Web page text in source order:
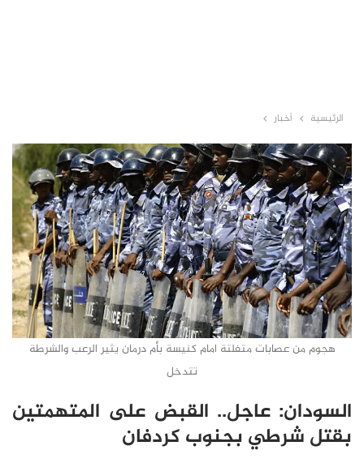
الرئيسية أخبار
هجوم من عصابات متفلتة امام كنيسة بأم درمان يثير الرعب والشرطة
تتدخل
السودان: عاجل.. القبض على المتهمتين
بقتل شرطي بجنوب كردفان